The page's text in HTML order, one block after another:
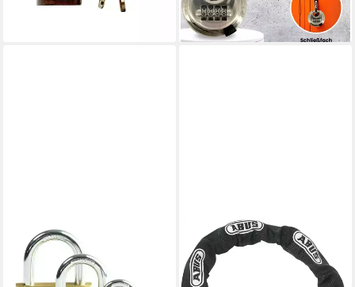
lieferbar - in 2-3 Werktagen bei dir
(11,63 €/ 1 Stk)
lieferbar - in 2-3 Werktagen bei dir